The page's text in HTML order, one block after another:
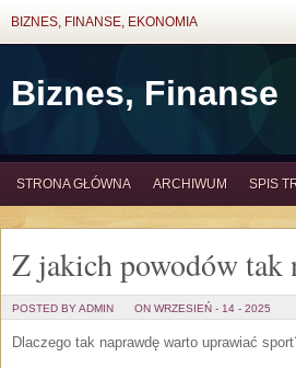
BIZNES, FINANSE, EKONOMIA
Biznes, Finanse
STRONA GŁÓWNA ARCHIWUM SPIS
Z jakich powodów tak
POSTED BY ADMIN ON WRZESIEŃ - 14 - 2025
Dlaczego tak naprawdę warto uprawiać